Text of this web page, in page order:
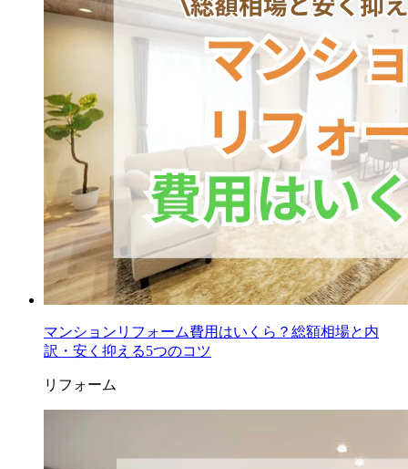
マンションリフォーム費用はいくら？総額相場と内
訳・安く抑える5つのコツ
リフォーム